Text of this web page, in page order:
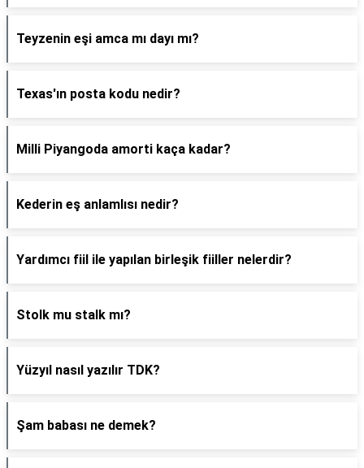
Teyzenin eşi amca mı dayı mı?
Texas'ın posta kodu nedir?
Milli Piyangoda amorti kaça kadar?
Kederin eş anlamlısı nedir?
Yardımcı fiil ile yapılan birleşik fiiller nelerdir?
Stolk mu stalk mı?
Yüzyıl nasıl yazılır TDK?
Şam babası ne demek?